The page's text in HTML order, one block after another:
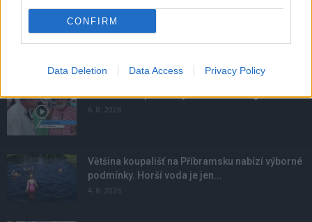
CONFIRM
Data Deletion Data Access Privacy Policy
NOVINKY
Obděnice vzpomínaly na filmovou legendu
6. 8. 2026
Většina koupališť na Příbramsku nabízí výborné
podmínky. Horší voda je jen...
4. 8. 2026